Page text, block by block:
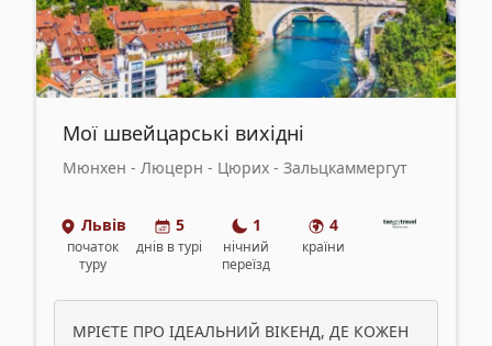
Мої швейцарські вихідні
Мюнхен - Люцерн - Цюрих - Зальцкаммергут
Львів
початок
туру
5
днів в турі
1
нічний
переїзд
4
країни
МРІЄТЕ ПРО ІДЕАЛЬНИЙ ВІКЕНД, ДЕ КОЖЕН